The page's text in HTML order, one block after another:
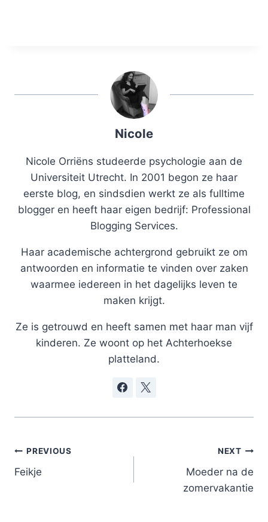
Nicole
Nicole Orriëns studeerde psychologie aan de
Universiteit Utrecht. In 2001 begon ze haar
eerste blog, en sindsdien werkt ze als fulltime
blogger en heeft haar eigen bedrijf: Professional
Blogging Services.
Haar academische achtergrond gebruikt ze om
antwoorden en informatie te vinden over zaken
waarmee iedereen in het dagelijks leven te
maken krijgt.
Ze is getrouwd en heeft samen met haar man vijf
kinderen. Ze woont op het Achterhoekse
platteland.
Post
navigation
PREVIOUS
Feikje
NEXT
Moeder na de
zomervakantie